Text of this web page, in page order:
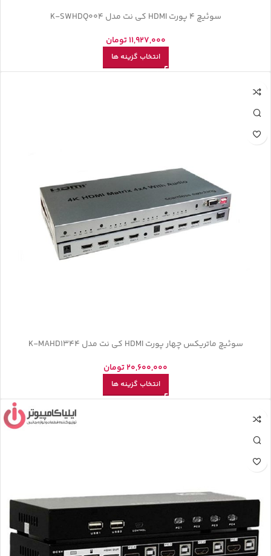
سوئیچ 4 پورت HDMI کی نت مدل K-SWHDQ004
11,927,000 تومان
انتخاب گزینه ها
سوئیچ ماتریکس چهار پورت HDMI کی نت مدل K-MAHD1344
20,600,000تومان
انتخاب گزینه ها